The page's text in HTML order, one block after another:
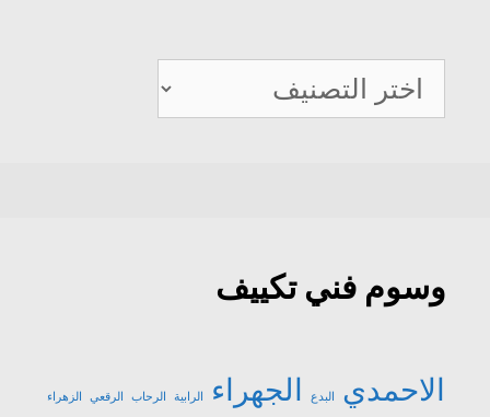
صيانة
تكييف
وسوم فني تكييف
الاحمدي البدع الجهراء الرابية الرحاب الرقعي الزهراء